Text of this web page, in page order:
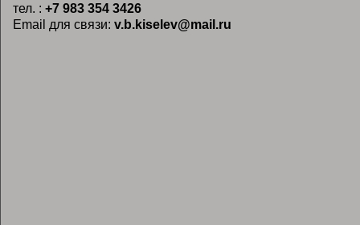
тел. : +7 983 354 3426
Email для связи: v.b.kiselev@mail.ru